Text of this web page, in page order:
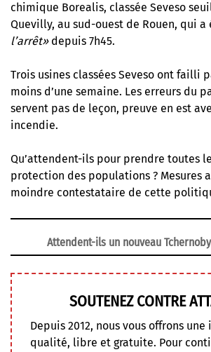
chimique Borealis, classée Seveso
Quevilly, au sud-ouest de Rouen, qui a
l’arrêt»depuis 7h45.
Trois usines classées Seveso ont failli
moins d’une semaine. Les erreurs du
servent pas de leçon, preuve en est
incendie.
Qu’attendent-ils pour prendre toutes
protection des populations ? Mesures
moindre contestataire de cette
Attendent-ils un nouveau
SOUTENEZ CONTRE
Depuis 2012, nous vous offrons
qualité, libre et gratuite. Pour